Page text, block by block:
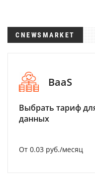
CNEWSMARKET
BaaS
Выбрать тариф
данных
От 0.03 руб./месяц